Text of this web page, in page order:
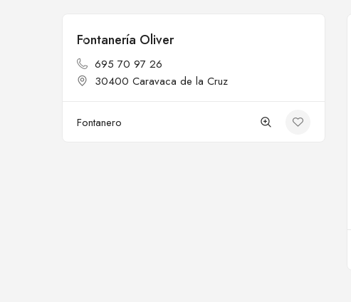
Cerrado
Fontanería Oliver
695 70 97 26
30400 Caravaca de la Cruz
Fontanero